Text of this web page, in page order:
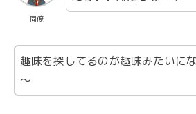
同僚
趣味を探してるのが趣味みたいに
～